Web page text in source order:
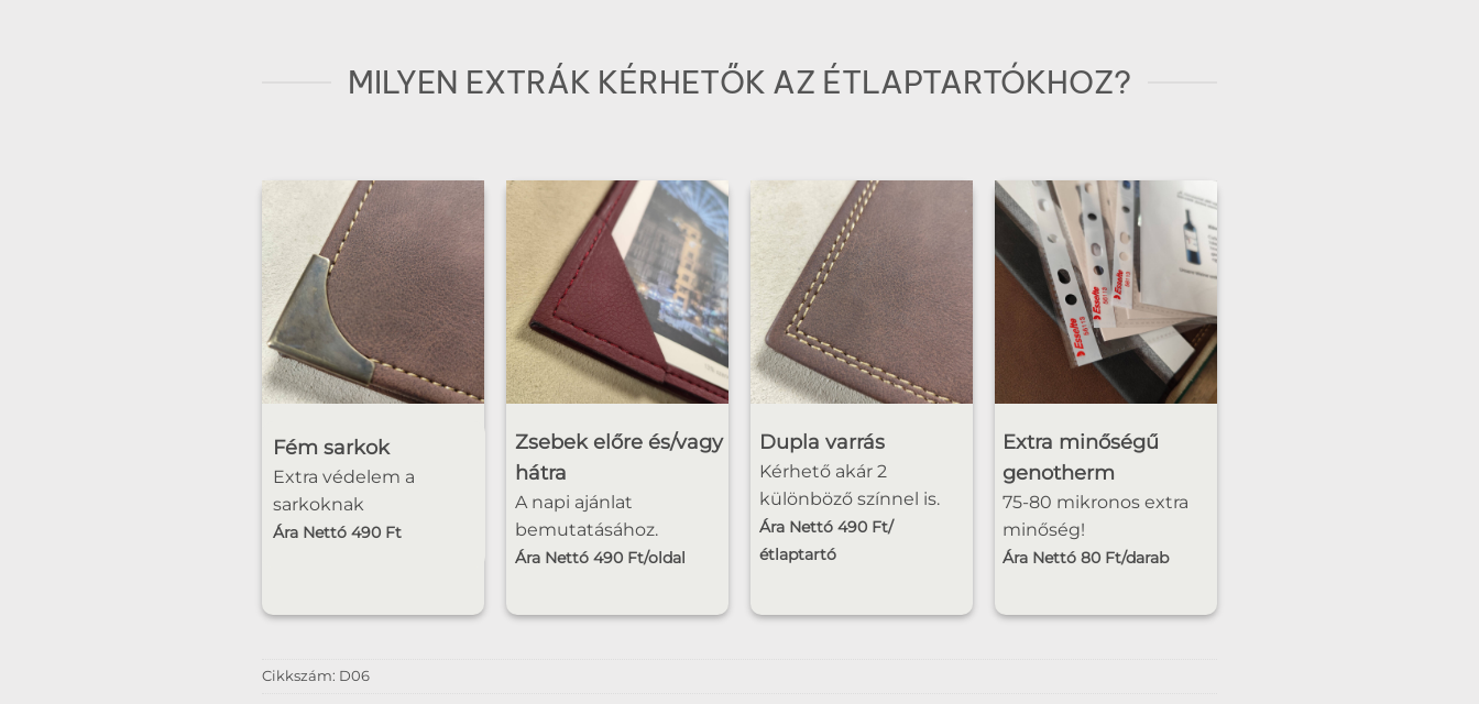
MILYEN EXTRÁK KÉRHETŐK AZ ÉTLAPTARTÓKHOZ?
Fém sarkok
Extra védelem a
sarkoknak
Ára Nettó 490 Ft
Zsebek előre és/vagy
hátra
A napi ajánlat
bemutatásához.
Ára Nettó 490 Ft/oldal
Dupla varrás
Kérhető akár 2
különböző színnel is.
Ára Nettó 490 Ft/
étlaptartó
Extra minőségű
genotherm
75-80 mikronos extra
minőség!
Ára Nettó 80 Ft/darab
Cikkszám: D06